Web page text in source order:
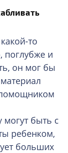
то
поглубже и
он мог бы
могут быть с
ребенком,
больших